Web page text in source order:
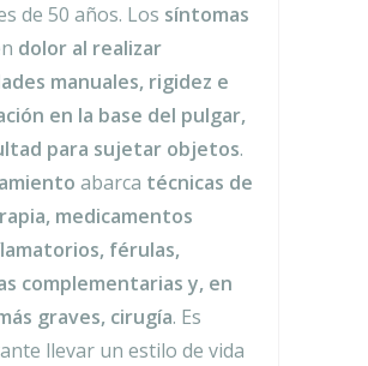
de 50 años. Los síntomas
dolor al realizar
manuales, rigidez e
en la base del pulgar,
para sujetar objetos.
abarca técnicas de
medicamentos
férulas,
complementarias y, en
graves, cirugía. Es
llevar un estilo de vida